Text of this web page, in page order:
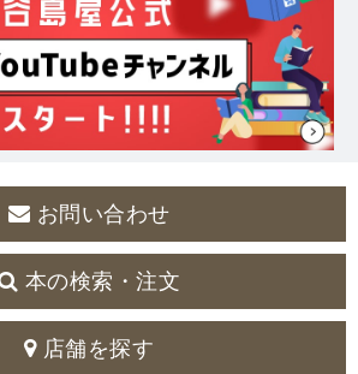
お問い合わせ
本の検索・注文
店舗を探す